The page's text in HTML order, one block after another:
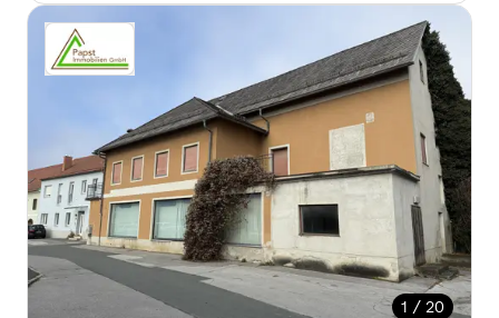
1 / 20